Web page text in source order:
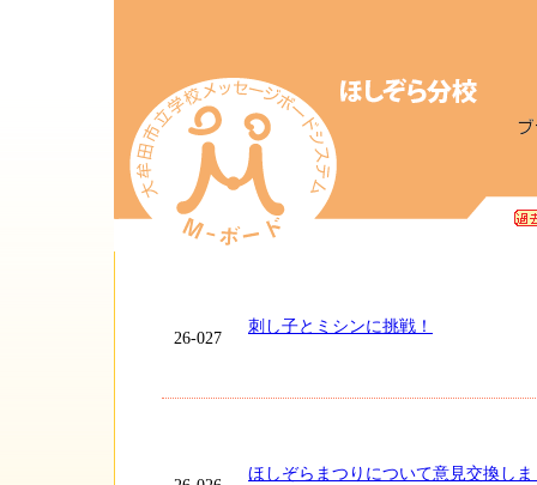
26-027
刺し子とミシンに挑戦！
ほしぞらまつりについて意見交換し